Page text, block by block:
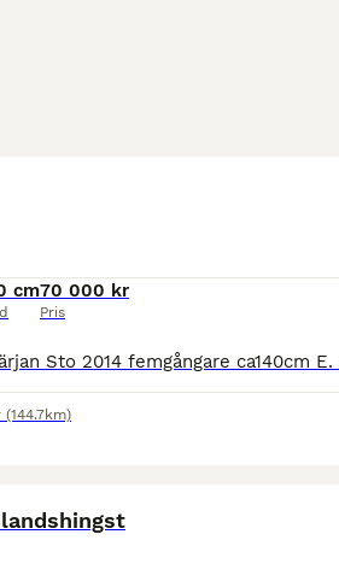
cm70 000 kr
Pris
(144.7km)